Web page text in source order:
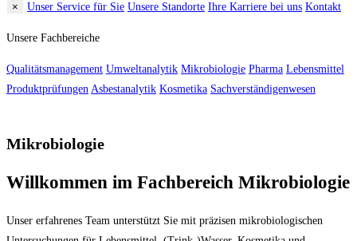
×
Unser Service für Sie Unsere Standorte Ihre Karriere bei uns Kontakt
Unsere Fachbereiche
Qualitätsmanagement Umweltanalytik Mikrobiologie Pharma Lebensmittel
Produktprüfungen Asbestanalytik Kosmetika Sachverständigenwesen
Mikrobiologie
Willkommen im Fachbereich Mikrobiologie
Unser erfahrenes Team unterstützt Sie mit präzisen mikrobiologischen